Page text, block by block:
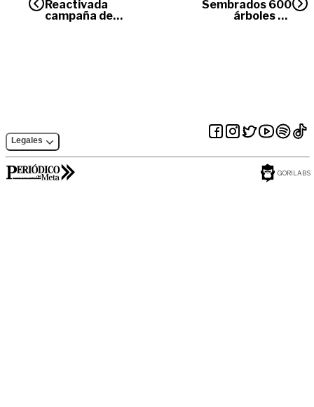
Reactivada
campaña de
Sembrados 600
árboles en
Legales
GORILABS